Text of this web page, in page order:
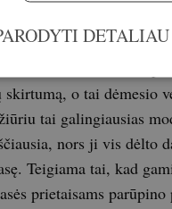
modelis turi savo
o tai dėmesio
tai galingiausias
nors ji vis dėlto
Teigiama tai, kad
prietaisams parūpino
DETALIAU